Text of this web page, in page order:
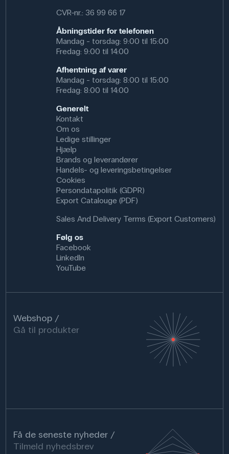
CVR-nr.: 36 99 66 17
Åbningstider for telefonen
Mandag - torsdag: 9:00 til 15:00
Fredag: 9:00 til 14:00
Afhentning af varer
Mandag - torsdag: 8:00 til 15:00
Fredag: 8:00 til 14:00
Generelt
Kontakt
Om os
Ledige stillinger
Hjælp
Brands og leverandører
Handels- og leveringsbetingelser
Cookies
Persondatapolitik (GDPR)
Export Catalouge (PDF)
Sales And Delivery Terms (Export Customers)
Følg os
Facebook
LinkedIn
YouTube
Webshop
Gå til produkter
Få de seneste nyheder
Tilmeld nyhedsbrev